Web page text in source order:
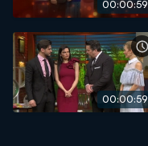
00:00:59
00:00:59